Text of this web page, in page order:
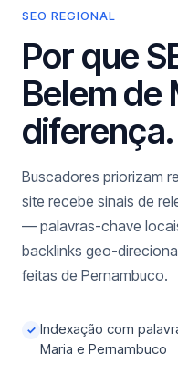
SEO REGIONAL
Por que
Belem de
diferença.
Buscadores priorizam
site recebe sinais de
— palavras-chave
backlinks geo-
feitas de Pernambuco.
✓ Indexação com
Maria e Pernambuco